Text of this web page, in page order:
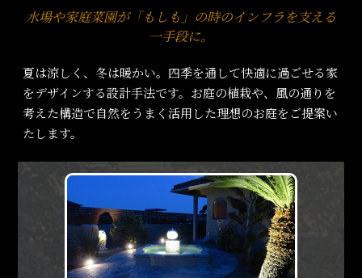
水場や家庭菜園が「もしも」の時のインフラを支える
一手段に。
夏は涼しく、冬は暖かい。四季を通して快適に過ごせる家
をデザインする設計手法です。お庭の植栽や、風の通りを
考えた構造で自然をうまく活用した理想のお庭をご提案い
たします。